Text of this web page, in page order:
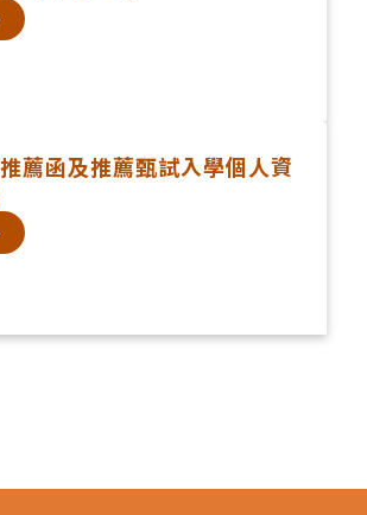
薦函及推薦甄試入學個人資